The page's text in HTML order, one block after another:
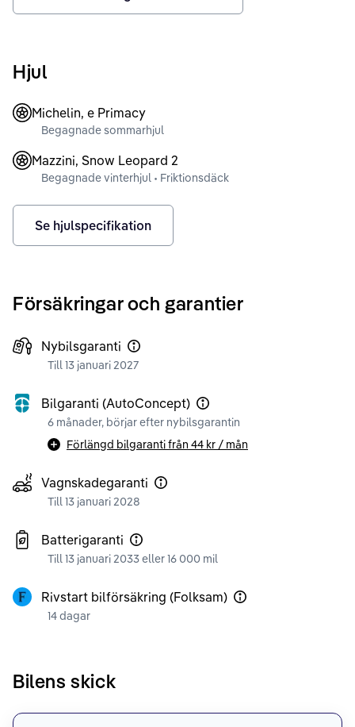
Hjul
Michelin, e Primacy
Begagnade sommarhjul
Mazzini, Snow Leopard 2
Begagnade vinterhjul • Friktionsdäck
Se hjulspecifikation
Försäkringar och garantier
Nybilsgaranti
Till 13 januari 2027
Bilgaranti (AutoConcept)
6 månader, börjar efter nybilsgarantin
Förlängd bilgaranti från 44 kr / mån
Vagnskadegaranti
Till 13 januari 2028
Batterigaranti
Till 13 januari 2033 eller 16 000 mil
Rivstart bilförsäkring (Folksam)
14 dagar
Bilens skick